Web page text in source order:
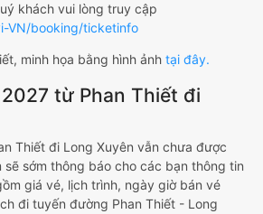
khách vui lòng truy cập
VN/booking/ticketinfo
minh họa bằng hình ảnh tại đây.
từ Phan Thiết đi
Thiết đi Long Xuyên vẫn chưa được
sẽ sớm thông báo cho các bạn thông tin
giá vé, lịch trình, ngày giờ bán vé
đi tuyến đường Phan Thiết - Long